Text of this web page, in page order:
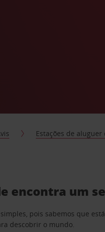
Estações de aluguer
encontra um
pois sabemos que
descobrir o mundo.